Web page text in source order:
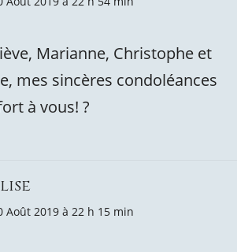
Marianne, Christophe et
mes sincères condoléances
à vous! ?
Août 2019 à 22 h 15 min